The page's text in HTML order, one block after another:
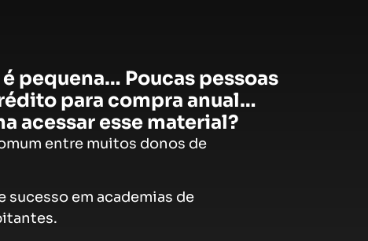
pequena… Poucas pessoas
para compra anual…
acessar esse material?
entre muitos donos de
sucesso em academias de